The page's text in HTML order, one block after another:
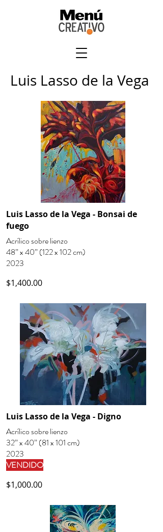
Luis Lasso de la Vega
Luis Lasso de la Vega - Bonsai de
fuego
Acrílico sobre lienzo
48” x 40” (122 x 102 cm)
2023
$1,400.00
Luis Lasso de la Vega - Digno
Acrílico sobre lienzo
32” x 40” (81 x 101 cm)
2023
VENDIDO
$1,000.00